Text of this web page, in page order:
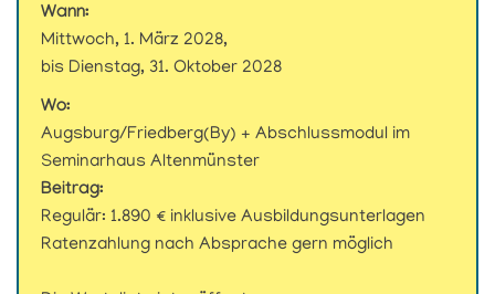
Wann:
Mittwoch, 1. März 2028,
bis Dienstag, 31. Oktober 2028
Wo:
Augsburg/Friedberg(By) + Abschlussmodul im
Seminarhaus Altenmünster
Beitrag:
Regulär: 1.890 € inklusive Ausbildungsunterlagen
Ratenzahlung nach Absprache gern möglich